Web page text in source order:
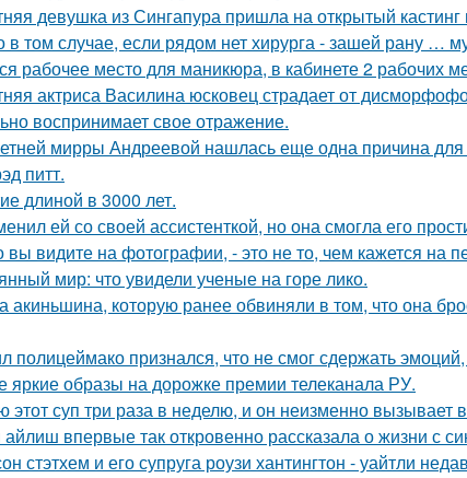
девушка из Сингапура пришла на открытый
в том случае, если рядом нет хирурга - зашей рану …
рабочее место для маникюра, в кабинете 2 рабочих
актриса Василина юсковец страдает от
воспринимает свое отражение.
мирры Андреевой нашлась еще одна причина
питт.
длиной в 3000 лет.
ей со своей ассистенткой, но она смогла его
вы видите на фотографии, - это не то, чем кажется на
мир: что увидели ученые на горе лико.
акиньшина, которую ранее обвиняли в том, что она
полицеймако признался, что не смог сдержать
образы на дорожке премии телеканала РУ.
этот суп три раза в неделю, и он неизменно вызывает
впервые так откровенно рассказала о жизни с
стэтхем и его супруга роузи хантингтон - уайтли